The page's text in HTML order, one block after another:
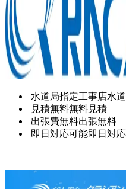
水道局指定工事店水
見積無料無料見積
出張費無料出張無料
即日対応可能即日対応